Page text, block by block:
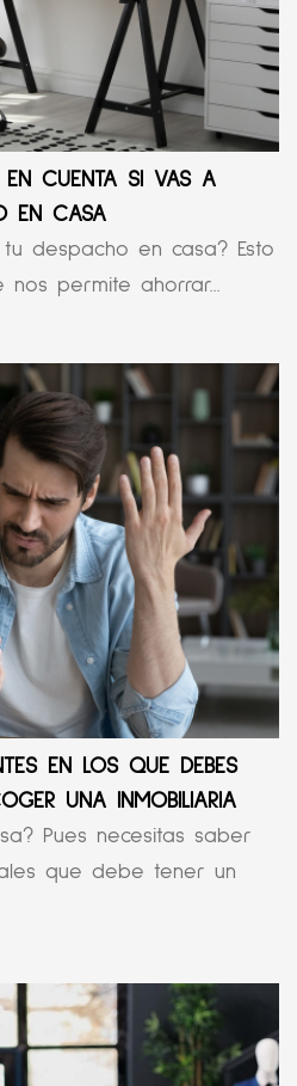
EN CUENTA SI VAS A
EN CASA
despacho en casa? Esto
nos permite ahorrar...
EN LOS QUE DEBES
UNA INMOBILIARIA
Pues necesitas saber
que debe tener un